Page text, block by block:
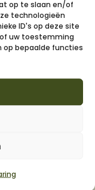
op te slaan en/of
technologieën
ID's op deze site
uw toestemming
op bepaalde functies